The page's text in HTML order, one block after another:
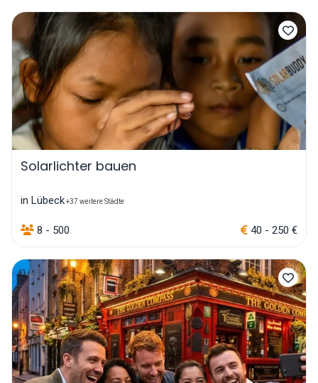
Solarlichter bauen
in Lübeck+37 weitere Städte
8 - 500 40 - 250 €